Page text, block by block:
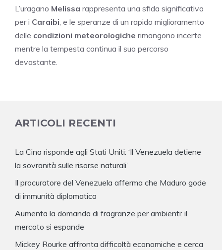
L’uragano Melissa rappresenta una sfida significativa
per i Caraibi, e le speranze di un rapido miglioramento
delle condizioni meteorologiche rimangono incerte
mentre la tempesta continua il suo percorso
devastante.
ARTICOLI RECENTI
La Cina risponde agli Stati Uniti: ‘Il Venezuela detiene
la sovranità sulle risorse naturali’
Il procuratore del Venezuela afferma che Maduro gode
di immunità diplomatica
Aumenta la domanda di fragranze per ambienti: il
mercato si espande
Mickey Rourke affronta difficoltà economiche e cerca